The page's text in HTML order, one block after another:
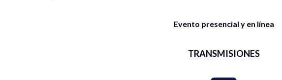
Evento presencial y en línea
TRANSMISIONES